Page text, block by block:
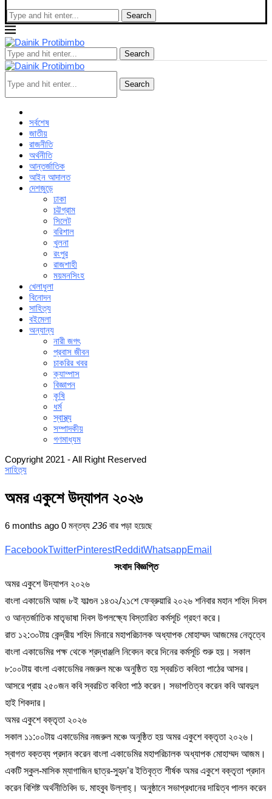
Search
Search
Search
সর্বশেষ
জাতীয়
রাজনীতি
অর্থনীতি
আন্তর্জাতিক
আইন আদালত
দেশজুড়ে
ঢাকা
চট্টগ্রাম
সিলেট
বরিশাল
খুলনা
রংপুর
রাজশাহী
ময়মনসিংহ
খেলাধুলা
বিনোদন
সাহিত্য
বইমেলা
অন্যান্য
নারী জগৎ
প্রবাস জীবন
চাকরির খবর
ক্যাম্পাস
বিজ্ঞাপন
কৃষি
ধর্ম
স্বাস্থ্য
সম্পাদকীয়
গণমাধ্যম
Copyright 2021 - All Right Reserved
সাহিত্য
অমর একুশে উদ্‌যাপন ২০২৬
6 months ago 0 মন্তব্য 236বার পড়া হয়েছে
FacebookTwitterPinterestRedditWhatsappEmail
সংবাদ বিজ্ঞপ্তি
অমর একুশে উদ্‌যাপন ২০২৬
বাংলা একাডেমি আজ ৮ই ফাল্গুন ১৪৩২/২১শে ফেব্রুয়ারি ২০২৬ শনিবার মহান শহিদ দিবস
ও আন্তর্জাতিক মাতৃভাষা দিবস উপলক্ষ্যে বিস্তারিত কর্মসূচি গ্রহণ করে।
রাত ১২:৩০টায় কেন্দ্রীয় শহিদ মিনারে মহাপরিচালক অধ্যাপক মোহাম্মদ আজমের নেতৃত্বে
বাংলা একাডেমির পক্ষ থেকে শ্রদ্ধাঞ্জলি নিবেদন করে দিনের কর্মসূচি শুরু হয়। সকাল
৮:০০টায় বাংলা একাডেমির নজরুল মঞ্চে অনুষ্ঠিত হয় স্বরচিত কবিতা পাঠের আসর।
আসরে প্রায় ২৫০জন কবি স্বরচিত কবিতা পাঠ করেন। সভাপতিত্ব করেন কবি আবদুল
হাই শিকদার।
অমর একুশে বক্তৃতা ২০২৬
সকাল ১১:০০টায় একাডেমির নজরুল মঞ্চে অনুষ্ঠিত হয় অমর একুশে বক্তৃতা ২০২৬।
স্বাগত বক্তব্য প্রদান করেন বাংলা একাডেমির মহাপরিচালক অধ্যাপক মোহাম্মদ আজম।
একটি স্কুল-মাসিক ম্যাগাজিন ছাত্র-সুহৃদ’র ইতিবৃত্ত শীর্ষক অমর একুশে বক্তৃতা প্রদান
করেন বিশিষ্ট অর্থনীতিবিদ ড. মাহবুব উল্লাহ্। অনুষ্ঠানে সভাপ্রধানের দায়িত্ব পালন করেন